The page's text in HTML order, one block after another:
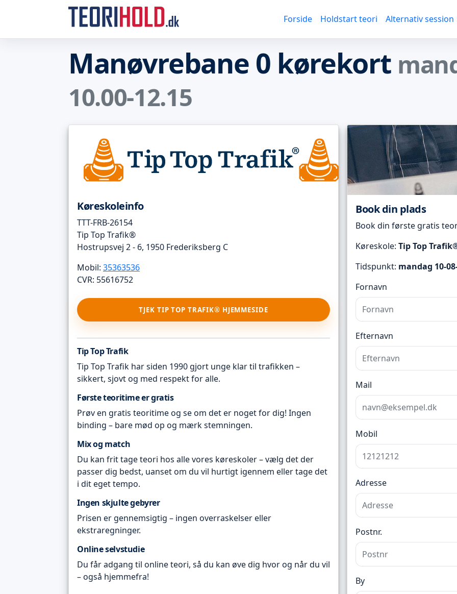
Forside Holdstart teori Alternativ session
Manøvrebane 0 kørekort
10.00-12.15
Køreskoleinfo
TTT-FRB-26154
Tip Top Trafik®
Hostrupsvej 2 - 6, 1950 Frederiksberg C
Mobil: 35363536
CVR: 55616752
TJEK TIP TOP TRAFIK® HJEMMESIDE
Tip Top Trafik
Tip Top Trafik har siden 1990 gjort unge klar til trafikken –
sikkert, sjovt og med respekt for alle.
Første teoritime er gratis
Prøv en gratis teoritime og se om det er noget for dig! Ingen
binding – bare mød op og mærk stemningen.
Mix og match
Du kan frit tage teori hos alle vores køreskoler – vælg det der
passer dig bedst, uanset om du vil hurtigt igennem eller tage det
i dit eget tempo.
Ingen skjulte gebyrer
Prisen er gennemsigtig – ingen overraskelser eller
ekstraregninger.
Online selvstudie
Du får adgang til online teori, så du kan øve dig hvor og når du vil
– også hjemmefra!
Book din plads
Book din første gratis
Køreskole: Tip Top
Tidspunkt: mandag 10-
Fornavn
Efternavn
Mail
Mobil
Adresse
Postnr.
By